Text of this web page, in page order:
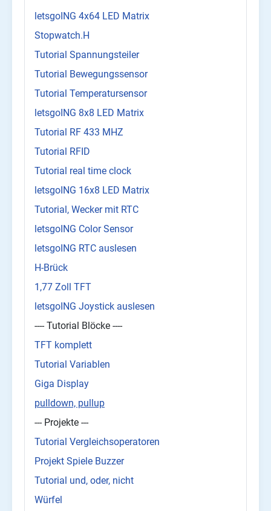
letsgoING 4x64 LED Matrix
Stopwatch.H
Tutorial Spannungsteiler
Tutorial Bewegungssensor
Tutorial Temperatursensor
letsgoING 8x8 LED Matrix
Tutorial RF 433 MHZ
Tutorial RFID
Tutorial real time clock
letsgoING 16x8 LED Matrix
Tutorial, Wecker mit RTC
letsgoING Color Sensor
letsgoING RTC auslesen
H-Brück
1,77 Zoll TFT
letsgoING Joystick auslesen
---- Tutorial Blöcke ----
TFT komplett
Tutorial Variablen
Giga Display
pulldown, pullup
--- Projekte ---
Tutorial Vergleichsoperatoren
Projekt Spiele Buzzer
Tutorial und, oder, nicht
Würfel